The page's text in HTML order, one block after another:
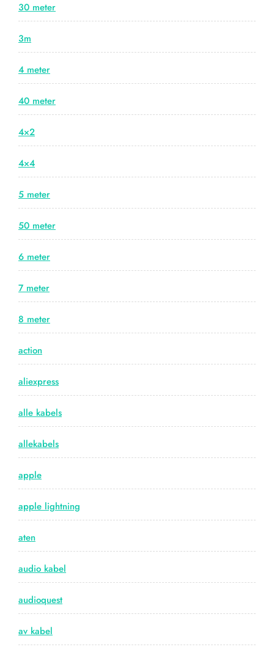
30 meter
3m
4 meter
40 meter
4×2
4×4
5 meter
50 meter
6 meter
7 meter
8 meter
action
aliexpress
alle kabels
allekabels
apple
apple lightning
aten
audio kabel
audioquest
av kabel